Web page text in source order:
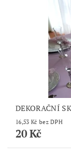
DEKORAČNÍ
16,53 Kč bez DPH
20 Kč